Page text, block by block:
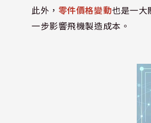
此外， 零件價格變動也是一大
一步影響飛機製造成本。